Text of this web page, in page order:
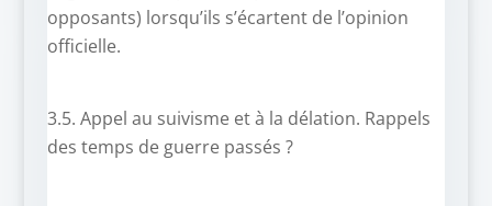
opposants) lorsqu’ils s’écartent de l’opinion
officielle.
3.5. Appel au suivisme et à la délation. Rappels
des temps de guerre passés ?